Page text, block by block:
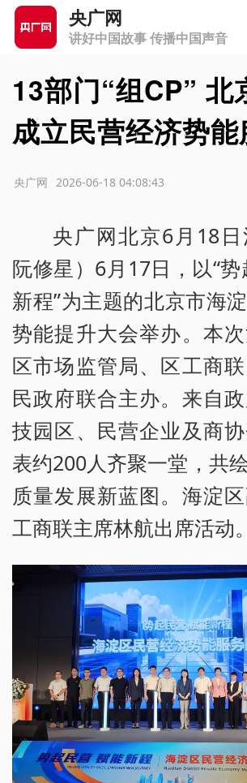
央广网
讲好中国故事 传播中国声音
13部门“组CP” 北
成立民营经济势能
2026-06-18 04:08:43
央广网
央广网北京6月18
阮修星）6月17日，以“
新程”为主题的北京市海
势能提升大会举办。本
区市场监管局、区工商
民政府联合主办。来自
技园区、民营企业及商
表约200人齐聚一堂，共
质量发展新蓝图。海淀
工商联主席林航出席活动。